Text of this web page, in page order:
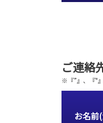
ご連絡
※『”』、『"
お名前